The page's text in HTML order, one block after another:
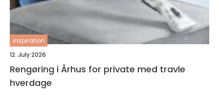
inspiration
12. July 2026
Rengøring i Århus for private med travle
hverdage